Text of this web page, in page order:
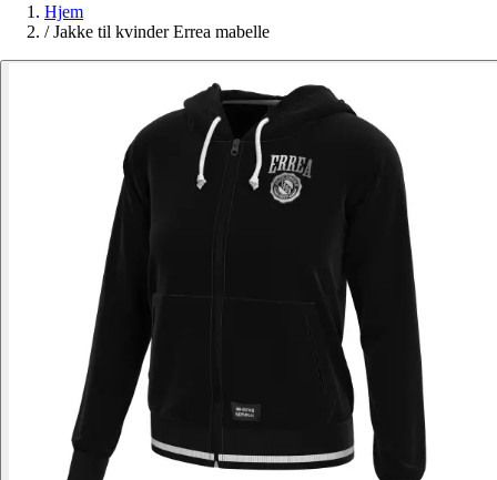
Hjem
/ Jakke til kvinder Errea mabelle